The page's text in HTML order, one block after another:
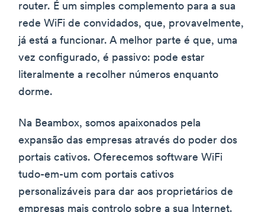
router. É um simples complemento para a sua
rede WiFi de convidados, que, provavelmente,
já está a funcionar. A melhor parte é que, uma
vez configurado, é passivo: pode estar
literalmente a recolher números enquanto
dorme.
Na Beambox, somos apaixonados pela
expansão das empresas através do poder dos
portais cativos. Oferecemos software WiFi
tudo-em-um com portais cativos
personalizáveis para dar aos proprietários de
empresas mais controlo sobre a sua Internet.